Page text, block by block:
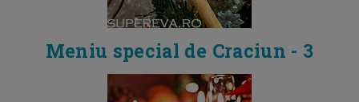
Meniu special de Craciun - 3